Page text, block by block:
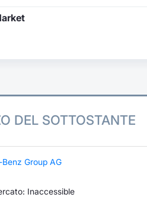
DEL SOTTOSTANTE
Group AG
Inaccessible